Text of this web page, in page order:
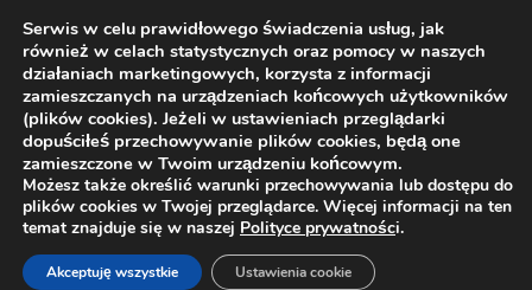
Strona główna Sklep
Szuflady
Uchwyt ścianki tylnej F BLUM ZB7F000S, biały
Serwis w celu prawidłowego świadczenia usług, jak
również w celach statystycznych oraz pomocy w naszych
działaniach marketingowych, korzysta z informacji
zamieszczanych na urządzeniach końcowych użytkowników
(plików cookies). Jeżeli w ustawieniach przeglądarki
dopuściłeś przechowywanie plików cookies, będą one
zamieszczone w Twoim urządzeniu końcowym.
Możesz także określić warunki przechowywania lub dostępu do
plików cookies w Twojej przeglądarce. Więcej informacji na ten
temat znajduje się w naszej Polityce prywatności.
Akceptuję wszystkie Ustawienia cookie